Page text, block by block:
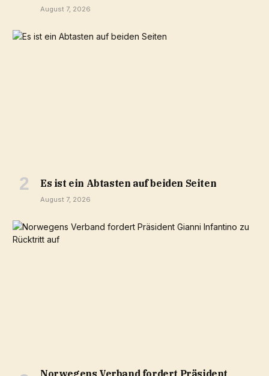
August 7, 2026
Es ist ein Abtasten auf beiden Seiten
August 7, 2026
Norwegens Verband fordert Präsident